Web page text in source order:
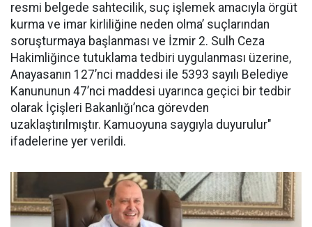
resmi belgede sahtecilik, suç işlemek amacıyla örgüt
kurma ve imar kirliliğine neden olma’ suçlarından
soruşturmaya başlanması ve İzmir 2. Sulh Ceza
Hakimliğince tutuklama tedbiri uygulanması üzerine,
Anayasanın 127’nci maddesi ile 5393 sayılı Belediye
Kanununun 47’nci maddesi uyarınca geçici bir tedbir
olarak İçişleri Bakanlığı’nca görevden
uzaklaştırılmıştır. Kamuoyuna saygıyla duyurulur"
ifadelerine yer verildi.